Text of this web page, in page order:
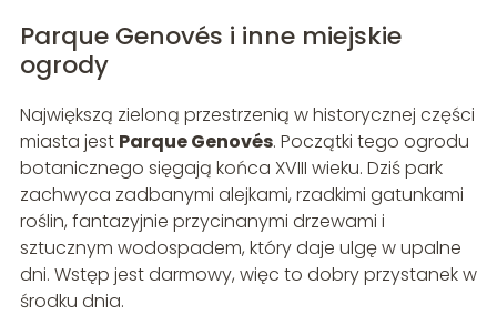
Parque Genovés i inne miejskie
ogrody
Największą zieloną przestrzenią w historycznej części
miasta jest Parque Genovés. Początki tego ogrodu
botanicznego sięgają końca XVIII wieku. Dziś park
zachwyca zadbanymi alejkami, rzadkimi gatunkami
roślin, fantazyjnie przycinanymi drzewami i
sztucznym wodospadem, który daje ulgę w upalne
dni. Wstęp jest darmowy, więc to dobry przystanek w
środku dnia.